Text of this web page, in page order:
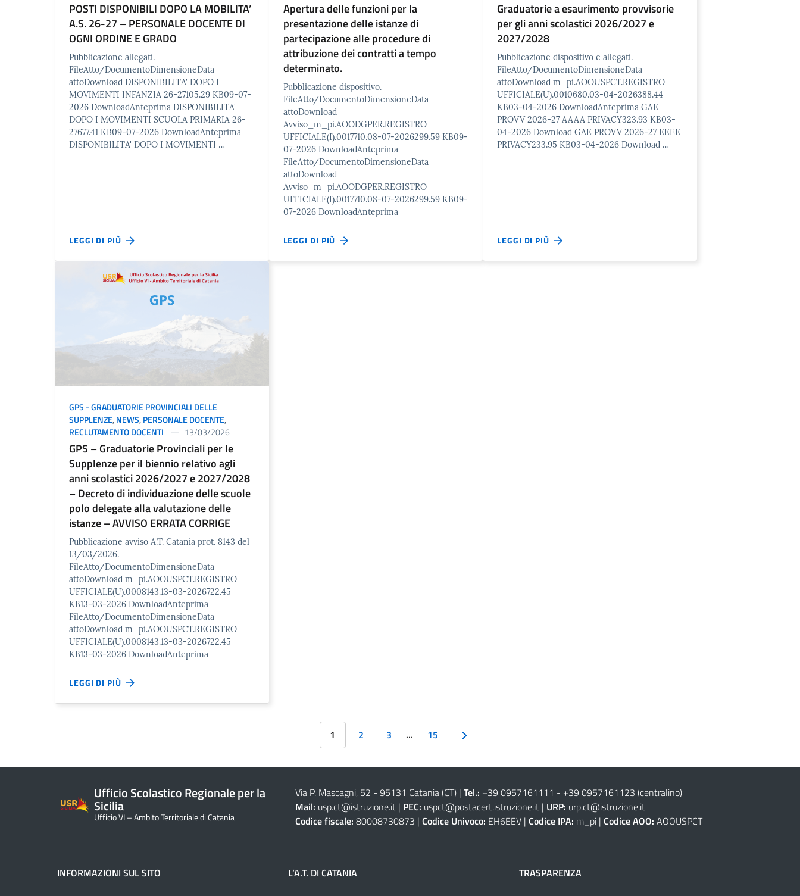
POSTI DISPONIBILI DOPO LA MOBILITA’
A.S. 26-27 – PERSONALE DOCENTE DI
OGNI ORDINE E GRADO
Pubblicazione allegati.
FileAtto/DocumentoDimensioneData
attoDownload DISPONIBILITA' DOPO I
MOVIMENTI INFANZIA 26-27105.29 KB09-07-
2026 DownloadAnteprima DISPONIBILITA'
DOPO I MOVIMENTI SCUOLA PRIMARIA 26-
27677.41 KB09-07-2026 DownloadAnteprima
DISPONIBILITA' DOPO I MOVIMENTI …
LEGGI DI PIÙ
Apertura delle funzioni per la
presentazione delle istanze di
partecipazione alle procedure di
attribuzione dei contratti a tempo
determinato.
Pubblicazione dispositivo.
FileAtto/DocumentoDimensioneData
attoDownload
Avviso_m_pi.AOODGPER.REGISTRO
UFFICIALE(I).0017710.08-07-2026299.59 KB09-
07-2026 DownloadAnteprima
FileAtto/DocumentoDimensioneData
attoDownload
Avviso_m_pi.AOODGPER.REGISTRO
UFFICIALE(I).0017710.08-07-2026299.59 KB09-
07-2026 DownloadAnteprima
LEGGI DI PIÙ
Graduatorie a esaurimento provvisorie
per gli anni scolastici 2026/2027 e
2027/2028
Pubblicazione dispositivo e allegati.
FileAtto/DocumentoDimensioneData
attoDownload m_pi.AOOUSPCT.REGISTRO
UFFICIALE(U).0010680.03-04-2026388.44
KB03-04-2026 DownloadAnteprima GAE
PROVV 2026-27 AAAA PRIVACY323.93 KB03-
04-2026 Download GAE PROVV 2026-27 EEEE
PRIVACY233.95 KB03-04-2026 Download …
LEGGI DI PIÙ
GPS - GRADUATORIE PROVINCIALI DELLE
SUPPLENZE,NEWS,PERSONALE DOCENTE,
RECLUTAMENTO DOCENTI
13/03/2026
GPS – Graduatorie Provinciali per le
Supplenze per il biennio relativo agli
anni scolastici 2026/2027 e 2027/2028
– Decreto di individuazione delle scuole
polo delegate alla valutazione delle
istanze – AVVISO ERRATA CORRIGE
Pubblicazione avviso A.T. Catania prot. 8143 del
13/03/2026.
FileAtto/DocumentoDimensioneData
attoDownload m_pi.AOOUSPCT.REGISTRO
UFFICIALE(U).0008143.13-03-2026722.45
KB13-03-2026 DownloadAnteprima
FileAtto/DocumentoDimensioneData
attoDownload m_pi.AOOUSPCT.REGISTRO
UFFICIALE(U).0008143.13-03-2026722.45
KB13-03-2026 DownloadAnteprima
LEGGI DI PIÙ
1 2 3 … 15
Ufficio Scolastico Regionale per la
Sicilia
Ufficio VI – Ambito Territoriale di Catania
Via P. Mascagni, 52 - 95131 Catania (CT)| Tel.: +39 0957161111 - +39 0957161123 (centralino)
Mail: usp.ct@istruzione.it| PEC: uspct@postacert.istruzione.it| URP: urp.ct@istruzione.it
Codice fiscale: 80008730873 | Codice Univoco: EH6EEV | Codice IPA: m_pi | Codice AOO: AOOUSPCT
INFORMAZIONI SUL SITO
L’A.T. DI CATANIA
TRASPARENZA